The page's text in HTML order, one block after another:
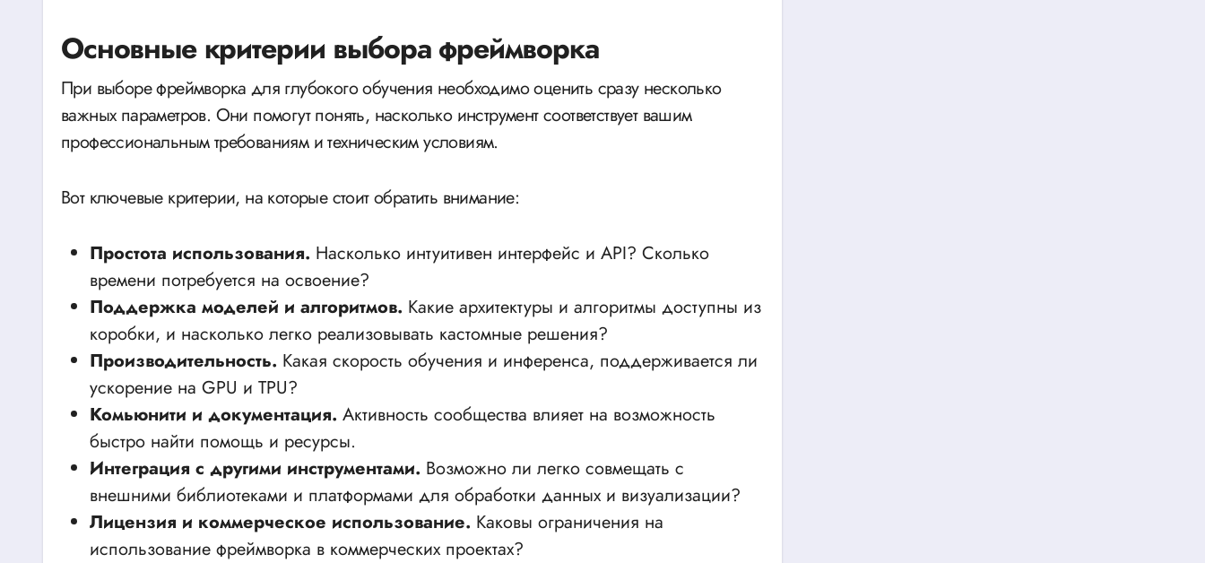
Основные критерии выбора фреймворка
При выборе фреймворка для глубокого обучения необходимо оценить сразу несколько
важных параметров. Они помогут понять, насколько инструмент соответствует вашим
профессиональным требованиям и техническим условиям.
Вот ключевые критерии, на которые стоит обратить внимание:
Простота использования. Насколько интуитивен интерфейс и API? Сколько
времени потребуется на освоение?
Поддержка моделей и алгоритмов. Какие архитектуры и алгоритмы доступны из
коробки, и насколько легко реализовывать кастомные решения?
Производительность. Какая скорость обучения и инференса, поддерживается ли
ускорение на GPU и TPU?
Комьюнити и документация. Активность сообщества влияет на возможность
быстро найти помощь и ресурсы.
Интеграция с другими инструментами. Возможно ли легко совмещать с
внешними библиотеками и платформами для обработки данных и визуализации?
Лицензия и коммерческое использование. Каковы ограничения на
использование фреймворка в коммерческих проектах?